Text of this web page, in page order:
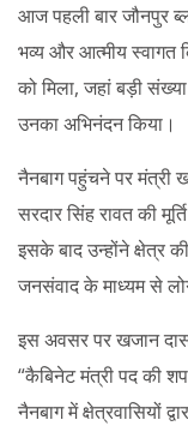
आज पहली बार जौनपुर
भव्य और आत्मीय स्वागत
को मिला, जहां बड़ी
उनका अभिनंदन किया।
नैनबाग पहुंचने पर मंत्री
सरदार सिंह रावत की
इसके बाद उन्होंने क्षेत्र
जनसंवाद के माध्यम से
इस अवसर पर खजान
“कैबिनेट मंत्री पद की
नैनबाग में क्षेत्रवासियों